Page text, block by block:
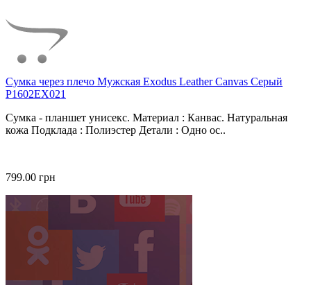
Сумка через плечо Мужская Exodus Leather Canvas Серый
P1602EX021
Сумка - планшет унисекс. Материал : Канвас. Натуральная
кожа Подклада : Полиэстер Детали : Одно ос..
799.00 грн